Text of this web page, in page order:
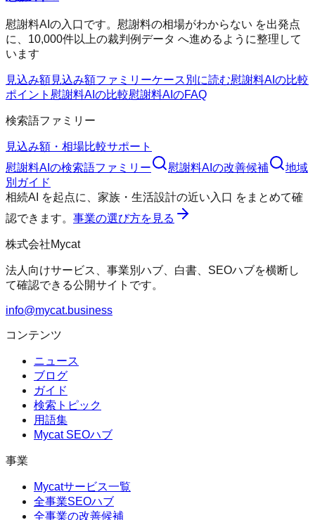
慰謝料AIの入口です。慰謝料の相場がわからない を出発点
に、10,000件以上の裁判例データ へ進めるように整理して
います
見込み額見込み額ファミリーケース別に読む慰謝料AIの比較
ポイント 慰謝料AIの比較慰謝料AIのFAQ
検索語ファミリー
見込み額・相場比較サポート
慰謝料AI の検索語ファミリー 慰謝料AI の改善候補
地域
別ガイド
相続AI
を起点に、 家族・生活設計の近い入口 をまとめて確
認できます。 事業の選び方を見る
株式会社Mycat
法人向けサービス、事業別ハブ、白書、SEOハブを横断し
て確認できる公開サイトです。
info@mycat.business
コンテンツ
ニュース
ブログ
ガイド
検索トピック
用語集
Mycat SEOハブ
事業
Mycatサービス一覧
全事業SEOハブ
全事業の改善候補